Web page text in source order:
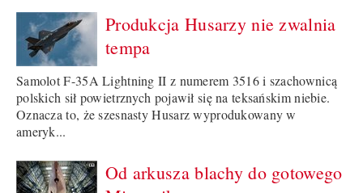
Produkcja Husarzy nie zwalnia
tempa
Samolot F-35A Lightning II z numerem 3516 i szachownicą
polskich sił powietrznych pojawił się na teksańskim niebie.
Oznacza to, że szesnasty Husarz wyprodukowany w
ameryk...
Od arkusza blachy do gotowego